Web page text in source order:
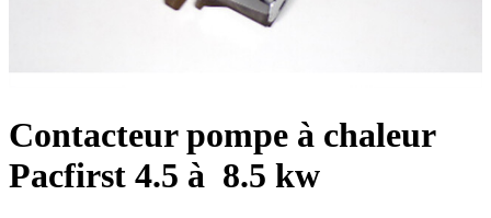
Contacteur pompe à chaleur
Pacfirst 4.5 à 8.5 kw